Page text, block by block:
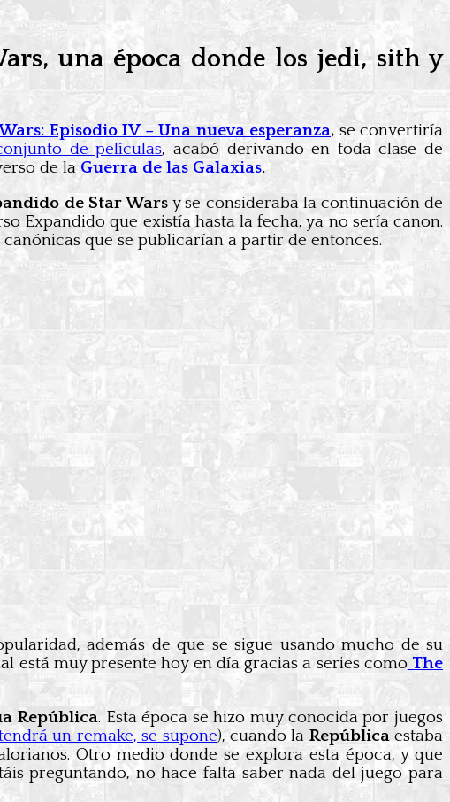
una época donde los jedi, sith y
Episodio IV – Una nueva esperanza,se convertiría
de películas, acabó derivando en toda clase de
de laGuerra de las Galaxias.
de Star Warsy se consideraba la continuación de
Expandido que existía hasta la fecha, ya no sería canon.
que se publicarían a partir de entonces.
además de que se sigue usando mucho de su
está muy presente hoy en día gracias a series como The
República. Esta época se hizo muy conocida por juegos
un remake, se supone), cuando la República estaba
Otro medio donde se explora esta época, y que
preguntando, no hace falta saber nada del juego para